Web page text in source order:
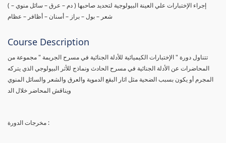
( إجراء الإختبارات علي العينة البيولوجية لتحديد صاحبها ( دم – عرق – سائل منوي –
شعر – بول – براز – أسنان – أظافر – عظام
Course Description
تتناول دورة " الإختبارات الكيميائية للأدلة الجنائية في مسرح الجريمة " مجموعة من
المحاضرات عن الأدلة الجنائية في مسرح الحادث ونماذج للأثر البيولوجي الذي يتركه
المجرم أو يكون بسبب الضحية مثل اثار البقع الدموية والعرق والشعر والسائل المنوي
ويناقش المحاضر خلال الد
مخرجات الدورة :